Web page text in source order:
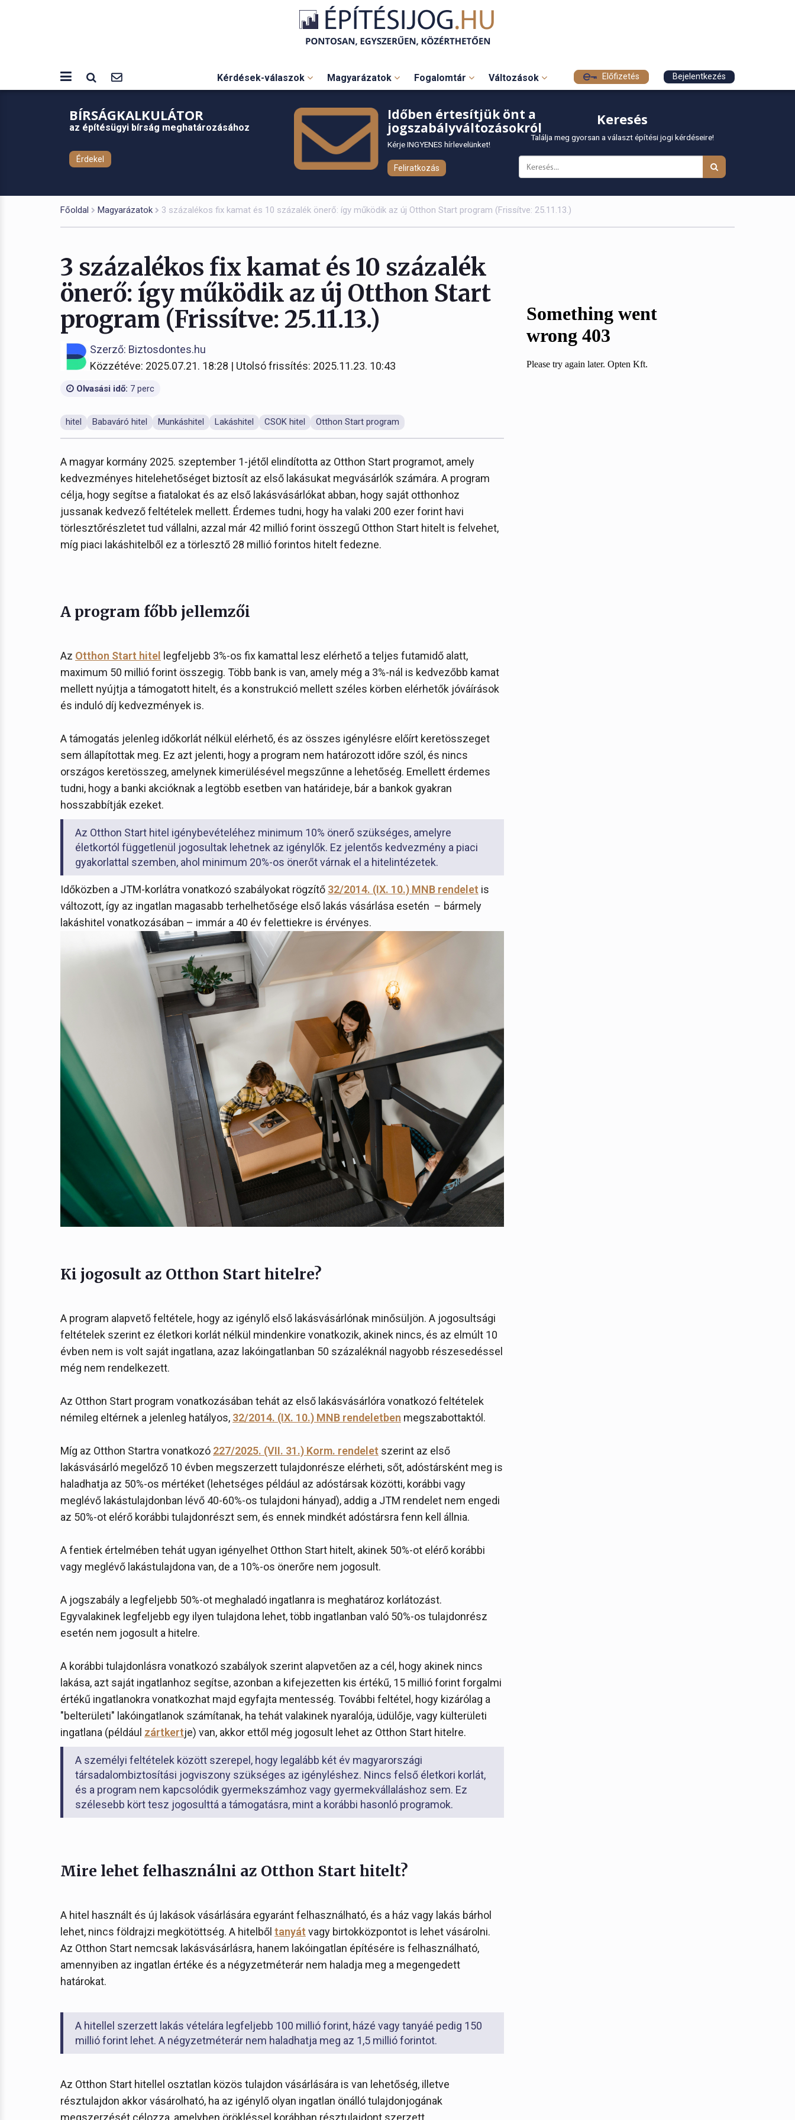
Kérdések-válaszok Magyarázatok Fogalomtár Változások Előfizetés Bejelentkezés
BÍRSÁGKALKULÁTOR
az építésügyi bírság meghatározásához
Érdekel
Időben értesítjük önt a
jogszabályváltozásokról
Kérje INGYENES hírlevelünket!
Feliratkozás
Keresés
Találja meg gyorsan a választ építési jogi kérdéseire!
Főoldal Magyarázatok 3 százalékos fix kamat és 10 százalék önerő: így működik az új Otthon Start program (Frissítve: 25.11.13.)
3 százalékos fix kamat és 10 százalék
önerő: így működik az új Otthon Start
program (Frissítve: 25.11.13.)
Szerző: Biztosdontes.hu
Közzétéve: 2025.07.21. 18:28 | Utolsó frissítés: 2025.11.23. 10:43
Olvasási idő: 7 perc
hitel Babaváró hitel Munkáshitel Lakáshitel CSOK hitel Otthon Start program
A magyar kormány 2025. szeptember 1-jétől elindította az Otthon Start programot, amely
kedvezményes hitelehetőséget biztosít az első lakásukat megvásárlók számára. A program
célja, hogy segítse a fiatalokat és az első lakásvásárlókat abban, hogy saját otthonhoz
jussanak kedvező feltételek mellett. Érdemes tudni, hogy ha valaki 200 ezer forint havi
törlesztőrészletet tud vállalni, azzal már 42 millió forint összegű Otthon Start hitelt is felvehet,
míg piaci lakáshitelből ez a törlesztő 28 millió forintos hitelt fedezne.
A program főbb jellemzői
Az Otthon Start hitel
legfeljebb 3%-os fix kamattal lesz elérhető a teljes futamidő alatt,
maximum 50 millió forint összegig. Több bank is van, amely még a 3%-nál is kedvezőbb kamat
mellett nyújtja a támogatott hitelt, és a konstrukció mellett széles körben elérhetők jóváírások
és induló díj kedvezmények is.
A támogatás jelenleg időkorlát nélkül elérhető, és az összes igénylésre előírt keretösszeget
sem állapítottak meg. Ez azt jelenti, hogy a program nem határozott időre szól, és nincs
országos keretösszeg, amelynek kimerülésével megszűnne a lehetőség. Emellett érdemes
tudni, hogy a banki akcióknak a legtöbb esetben van határideje, bár a bankok gyakran
hosszabbítják ezeket.
Az Otthon Start hitel igénybevételéhez minimum 10% önerő szükséges, amelyre
életkortól függetlenül jogosultak lehetnek az igénylők. Ez jelentős kedvezmény a piaci
gyakorlattal szemben, ahol minimum 20%-os önerőt várnak el a hitelintézetek.
Időközben a JTM-korlátra vonatkozó szabályokat rögzítő 32/2014. (IX. 10.) MNB rendelet is
változott, így az ingatlan magasabb terhelhetősége első lakás vásárlása esetén – bármely
lakáshitel vonatkozásában – immár a 40 év felettiekre is érvényes.
Ki jogosult az Otthon Start hitelre?
A program alapvető feltétele, hogy az igénylő első lakásvásárlónak minősüljön. A jogosultsági
feltételek szerint ez életkori korlát nélkül mindenkire vonatkozik, akinek nincs, és az elmúlt 10
évben nem is volt saját ingatlana, azaz lakóingatlanban 50 százaléknál nagyobb részesedéssel
még nem rendelkezett.
Az Otthon Start program vonatkozásában tehát az első lakásvásárlóra vonatkozó feltételek
némileg eltérnek a jelenleg hatályos, 32/2014. (IX. 10.) MNB rendeletben megszabottaktól.
Míg az Otthon Startra vonatkozó 227/2025. (VII. 31.) Korm. rendelet szerint az első
lakásvásárló megelőző 10 évben megszerzett tulajdonrésze elérheti, sőt, adóstársként meg is
haladhatja az 50%-os mértéket (lehetséges például az adóstársak közötti, korábbi vagy
meglévő lakástulajdonban lévő 40-60%-os tulajdoni hányad), addig a JTM rendelet nem engedi
az 50%-ot elérő korábbi tulajdonrészt sem, és ennek mindkét adóstársra fenn kell állnia.
A fentiek értelmében tehát ugyan igényelhet Otthon Start hitelt, akinek 50%-ot elérő korábbi
vagy meglévő lakástulajdona van, de a 10%-os önerőre nem jogosult.
A jogszabály a legfeljebb 50%-ot meghaladó ingatlanra is meghatároz korlátozást.
Egyvalakinek legfeljebb egy ilyen tulajdona lehet, több ingatlanban való 50%-os tulajdonrész
esetén nem jogosult a hitelre.
A korábbi tulajdonlásra vonatkozó szabályok szerint alapvetően az a cél, hogy akinek nincs
lakása, azt saját ingatlanhoz segítse, azonban a kifejezetten kis értékű, 15 millió forint forgalmi
értékű ingatlanokra vonatkozhat majd egyfajta mentesség. További feltétel, hogy kizárólag a
"belterületi" lakóingatlanok számítanak, ha tehát valakinek nyaralója, üdülője, vagy külterületi
ingatlana (például zártkertje) van, akkor ettől még jogosult lehet az Otthon Start hitelre.
A személyi feltételek között szerepel, hogy legalább két év magyarországi
társadalombiztosítási jogviszony szükséges az igényléshez. Nincs felső életkori korlát,
és a program nem kapcsolódik gyermekszámhoz vagy gyermekvállaláshoz sem. Ez
szélesebb kört tesz jogosulttá a támogatásra, mint a korábbi hasonló programok.
Mire lehet felhasználni az Otthon Start hitelt?
A hitel használt és új lakások vásárlására egyaránt felhasználható, és a ház vagy lakás bárhol
lehet, nincs földrajzi megkötöttség. A hitelből tanyát vagy birtokközpontot is lehet vásárolni.
Az Otthon Start nemcsak lakásvásárlásra, hanem lakóingatlan építésére is felhasználható,
amennyiben az ingatlan értéke és a négyzetméterár nem haladja meg a megengedett
határokat.
A hitellel szerzett lakás vételára legfeljebb 100 millió forint, házé vagy tanyáé pedig 150
millió forint lehet. A négyzetméterár nem haladhatja meg az 1,5 millió forintot.
Az Otthon Start hitellel osztatlan közös tulajdon vásárlására is van lehetőség, illetve
résztulajdon akkor vásárolható, ha az igénylő olyan ingatlan önálló tulajdonjogának
megszerzését célozza, amelyben örökléssel korábban résztulajdont szerzett.